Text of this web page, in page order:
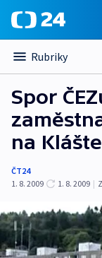
Rubriky
Spor
na
ČT24
1. 8. 2009
1. 8. 2009 |